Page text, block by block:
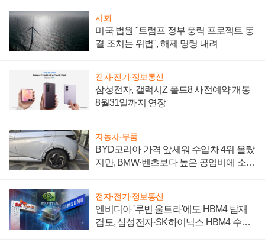
사회
미국 법원 "트럼프 정부 풍력 프로젝트 동
결 조치는 위법", 해제 명령 내려
전자·전기·정보통신
삼성전자, 갤럭시Z 폴드8 사전예약 개통
8월31일까지 연장
자동차·부품
BYD코리아 가격 앞세워 수입차 4위 올랐
지만, BMW·벤츠보다 높은 공임비에 소비
전자·전기·정보통신
엔비디아 '루빈 울트라'에도 HBM4 탑재
검토, 삼성전자·SK하이닉스 HBM4 수율